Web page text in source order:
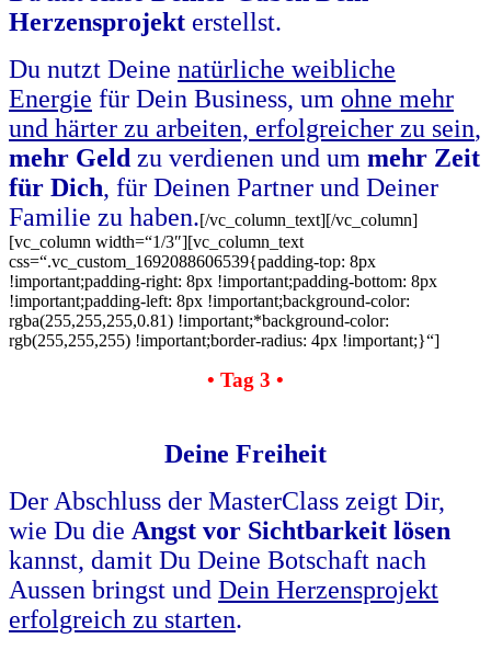
Herzensprojekt erstellst.
Du nutzt Deine natürliche weibliche
Energie für Dein Business, um ohne mehr
und härter zu arbeiten, erfolgreicher zu sein,
mehr Geld zu verdienen und um mehr Zeit
für Dich, für Deinen Partner und Deiner
Familie zu haben.[/vc_column_text][/vc_column]
[vc_column width=“1/3″][vc_column_text
css=“.vc_custom_1692088606539{padding-top: 8px
!important;padding-right: 8px !important;padding-bottom: 8px
!important;padding-left: 8px !important;background-color:
rgba(255,255,255,0.81) !important;*background-color:
rgb(255,255,255) !important;border-radius: 4px !important;}“]
• Tag 3 •
Deine Freiheit
Der Abschluss der MasterClass zeigt Dir,
wie Du die Angst vor Sichtbarkeit lösen
kannst, damit Du Deine Botschaft nach
Aussen bringst und Dein Herzensprojekt
erfolgreich zu starten.